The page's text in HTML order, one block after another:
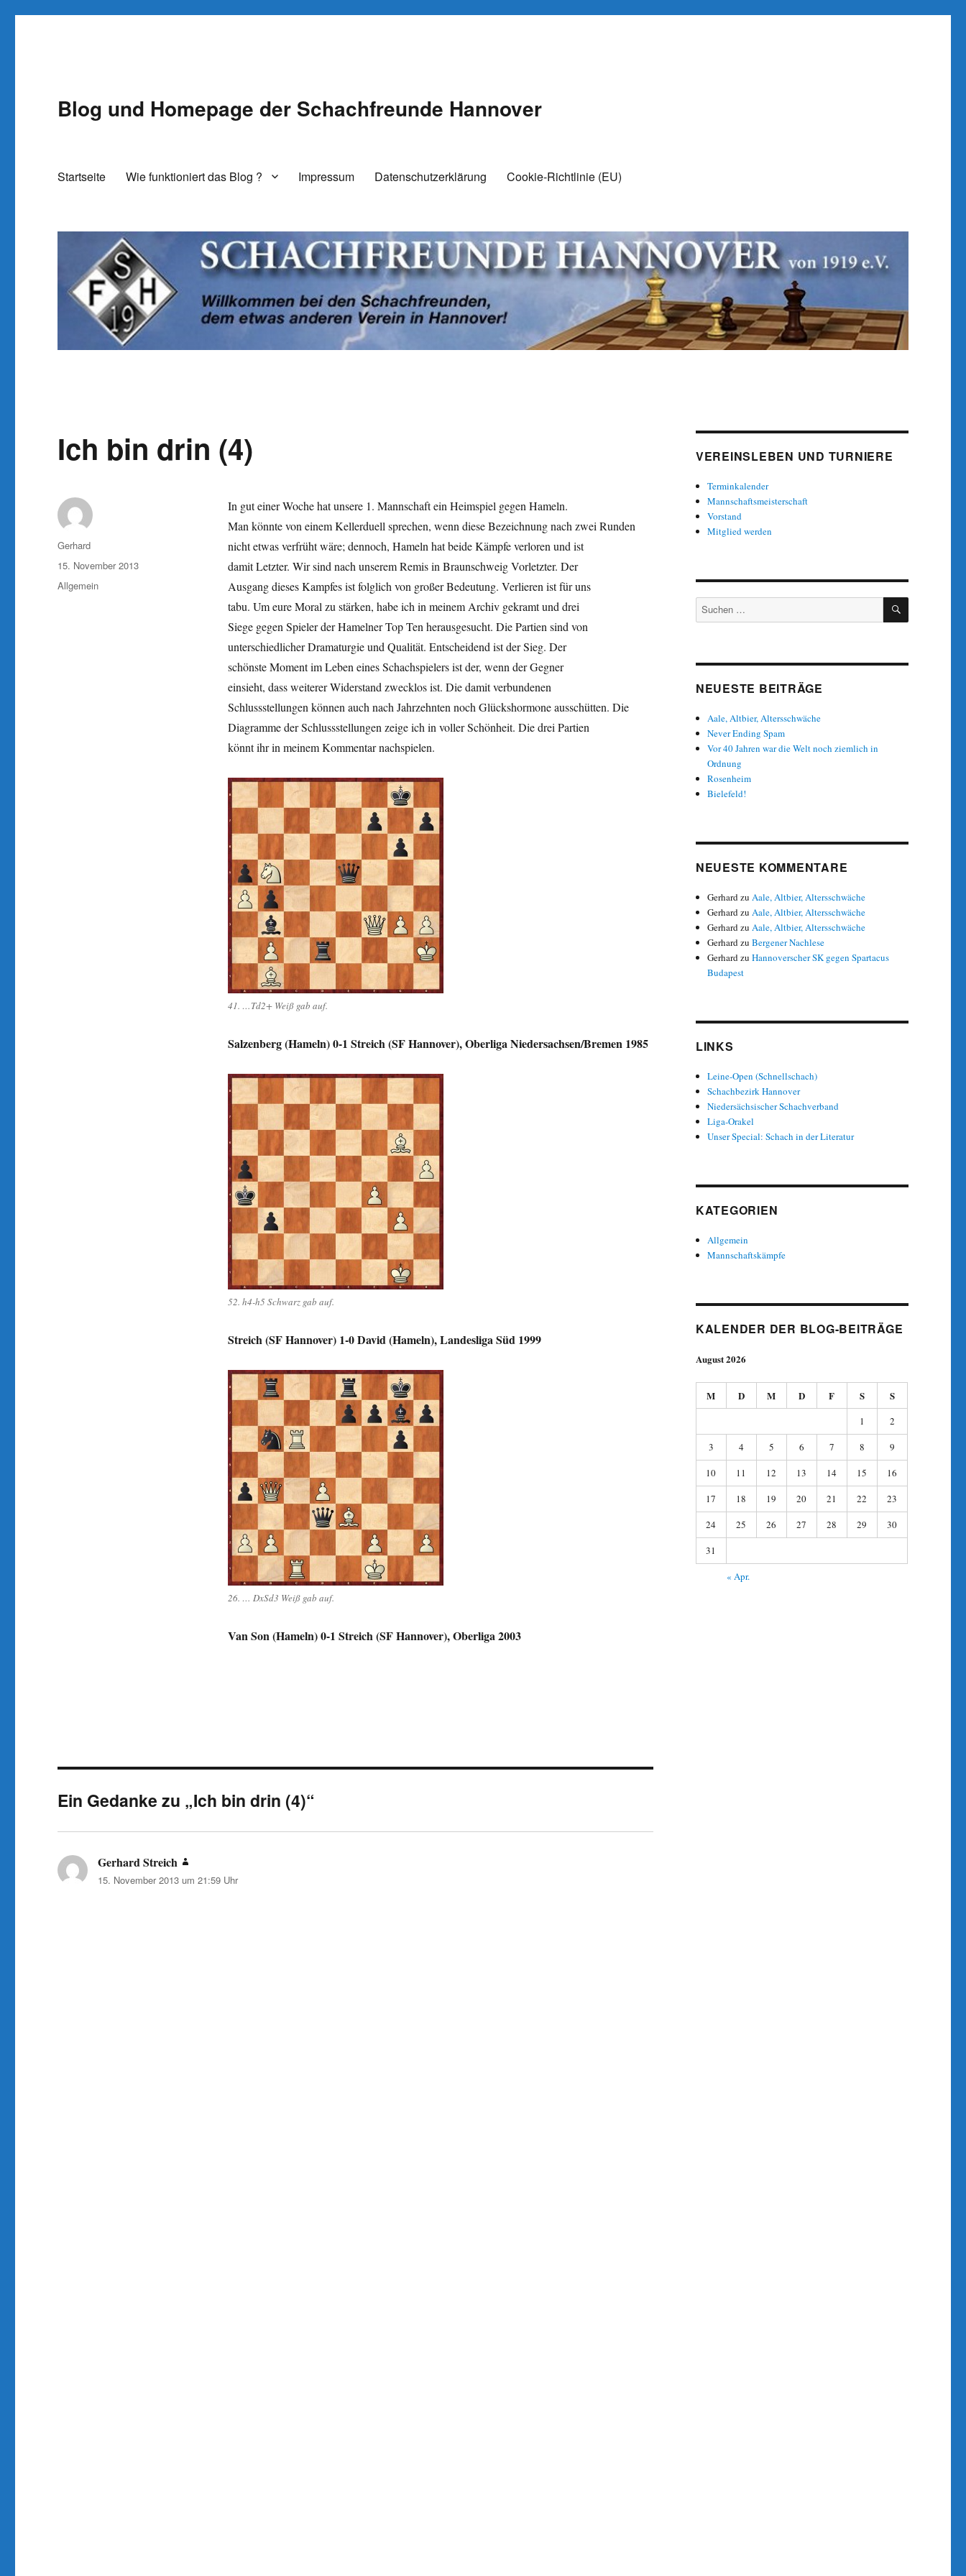
Blog und Homepage der Schachfreunde Hannover
Startseite Wie funktioniert das Blog ? Impressum Datenschutzerklärung Cookie-Richtlinie (EU)
Ich bin drin (4)
In gut einer Woche hat unsere 1. Mannschaft ein Heimspiel gegen Hameln.
Man könnte von einem Kellerduell sprechen, wenn diese Bezeichnung nach zwei Runden
nicht etwas verfrüht wäre; dennoch, Hameln hat beide Kämpfe verloren und ist
damit Letzter. Wir sind nach unserem Remis in Braunschweig Vorletzter. Der
Ausgang dieses Kampfes ist folglich von großer Bedeutung. Verlieren ist für uns
tabu. Um eure Moral zu stärken, habe ich in meinem Archiv gekramt und drei
Siege gegen Spieler der Hamelner Top Ten herausgesucht. Die Partien sind von
unterschiedlicher Dramaturgie und Qualität. Entscheidend ist der Sieg. Der
schönste Moment im Leben eines Schachspielers ist der, wenn der Gegner
einsieht, dass weiterer Widerstand zwecklos ist. Die damit verbundenen
Schlussstellungen können auch nach Jahrzehnten noch Glückshormone ausschütten. Die
Diagramme der Schlussstellungen zeige ich in voller Schönheit. Die drei Partien
könnt ihr in meinem Kommentar nachspielen.
41. …Td2+ Weiß gab auf.
Salzenberg (Hameln) 0-1 Streich (SF Hannover), Oberliga Niedersachsen/Bremen 1985
52. h4-h5 Schwarz gab auf.
Streich (SF Hannover) 1-0 David (Hameln), Landesliga Süd 1999
26. … DxSd3 Weiß gab auf.
Van Son (Hameln) 0-1 Streich (SF Hannover), Oberliga 2003
Autor
Gerhard
Veröffentlicht
am
15. November 2013
Kategorien
Allgemein
Ein Gedanke zu „Ich bin drin (4)“
Gerhard Streich
15. November 2013 um 21:59 Uhr
VEREINSLEBEN UND TURNIERE
Terminkalender
Mannschaftsmeisterschaft
Vorstand
Mitglied werden
Suche
nach:
SUCHEN
NEUESTE BEITRÄGE
Aale, Altbier, Altersschwäche
Never Ending Spam
Vor 40 Jahren war die Welt noch ziemlich in
Ordnung
Rosenheim
Bielefeld!
NEUESTE KOMMENTARE
GerhardzuAale, Altbier, Altersschwäche
GerhardzuAale, Altbier, Altersschwäche
GerhardzuAale, Altbier, Altersschwäche
GerhardzuBergener Nachlese
GerhardzuHannoverscher SK gegen Spartacus
Budapest
LINKS
Leine-Open (Schnellschach)
Schachbezirk Hannover
Niedersächsischer Schachverband
Liga-Orakel
Unser Special: Schach in der Literatur
KATEGORIEN
Allgemein
Mannschaftskämpfe
KALENDER DER BLOG-BEITRÄGE
August 2026
M D M D F S S
1
2
3
4 5 6 7 8
9
10
11 12 13 14 15
16
17
18 19 20 21 22
23
24
25 26 27 28 29
30
31
« Apr.